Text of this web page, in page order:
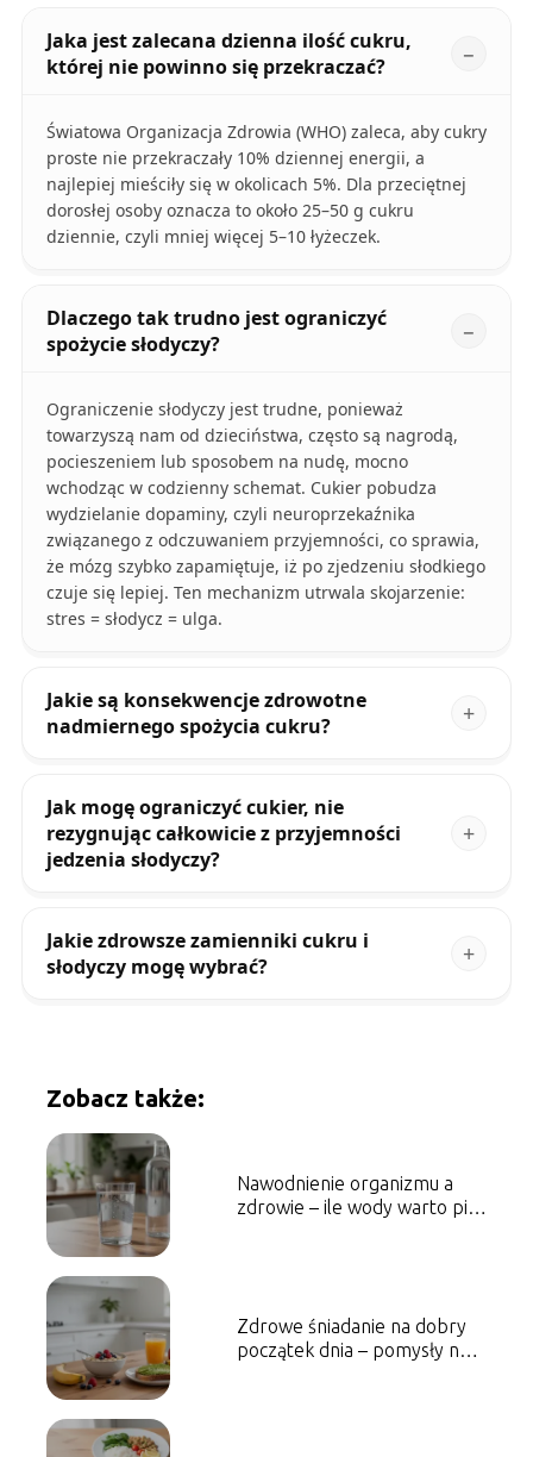
Jaka jest zalecana dzienna ilość cukru,
której nie powinno się przekraczać?
Światowa Organizacja Zdrowia (WHO) zaleca, aby cukry
proste nie przekraczały 10% dziennej energii, a
najlepiej mieściły się w okolicach 5%. Dla przeciętnej
dorosłej osoby oznacza to około 25–50 g cukru
dziennie, czyli mniej więcej 5–10 łyżeczek.
Dlaczego tak trudno jest ograniczyć
spożycie słodyczy?
Ograniczenie słodyczy jest trudne, ponieważ
towarzyszą nam od dzieciństwa, często są nagrodą,
pocieszeniem lub sposobem na nudę, mocno
wchodząc w codzienny schemat. Cukier pobudza
wydzielanie dopaminy, czyli neuroprzekaźnika
związanego z odczuwaniem przyjemności, co sprawia,
że mózg szybko zapamiętuje, iż po zjedzeniu słodkiego
czuje się lepiej. Ten mechanizm utrwala skojarzenie:
stres = słodycz = ulga.
Jakie są konsekwencje zdrowotne
nadmiernego spożycia cukru?
Jak mogę ograniczyć cukier, nie
rezygnując całkowicie z przyjemności
jedzenia słodyczy?
Jakie zdrowsze zamienniki cukru i
słodyczy mogę wybrać?
Zobacz także:
Nawodnienie organizmu a
zdrowie – ile wody warto pić
Zdrowe śniadanie na dobry
początek dnia – pomysły na